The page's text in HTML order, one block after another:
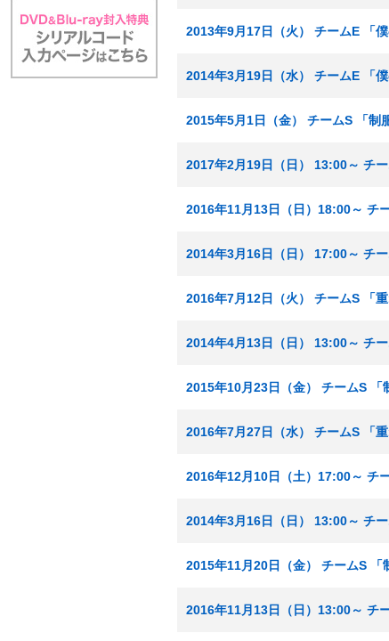
2013年9月17日（火） チームE 「
2014年3月19日（水） チームE 「
2015年5月1日（金） チームS 「制
2017年2月19日（日） 13:00～ チ
2016年11月13日（日）18:00～ チ
2014年3月16日（日） 17:00～ チ
2016年7月12日（火） チームS 「
2014年4月13日（日） 13:00～ チ
2015年10月23日（金） チームS 「
2016年7月27日（水） チームS 「
2016年12月10日（土）17:00～ チ
2014年3月16日（日） 13:00～ チ
2015年11月20日（金） チームS 「
2016年11月13日（日）13:00～ チ